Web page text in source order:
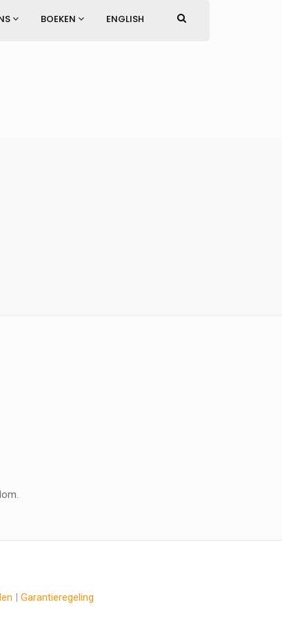
BOEKEN ENGLISH
| Garantieregeling